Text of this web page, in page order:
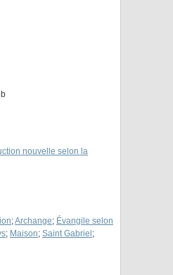
nouvelle selon la
;Archange; Évangile selon
; Maison; Saint Gabriel ;